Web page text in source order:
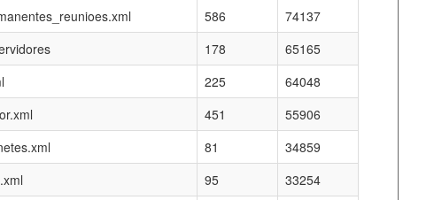
586
74137
178
65165
225
64048
451
55906
81
34859
95
33254